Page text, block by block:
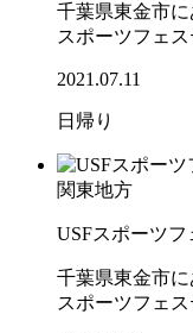
千葉県東金市
スポーツフェ
2021.07.11
日帰り
関東地方
USFスポーツ
千葉県東金市
スポーツフェ